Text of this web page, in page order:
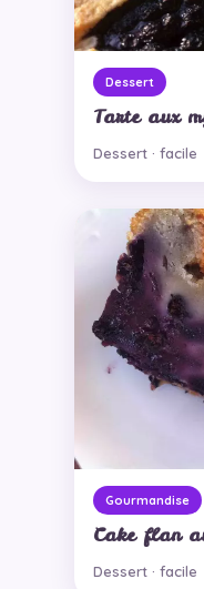
Dessert
Tarte aux
Dessert · facile
Gourmandise
Cake flan
Dessert · facile